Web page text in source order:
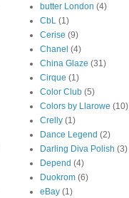
butter London (4)
CbL (1)
Cerise (9)
Chanel (4)
China Glaze (31)
Cirque (1)
Color Club (5)
Colors by Llarowe (10)
Crelly (1)
Dance Legend (2)
Darling Diva Polish (3)
Depend (4)
Duokrom (6)
eBay (1)